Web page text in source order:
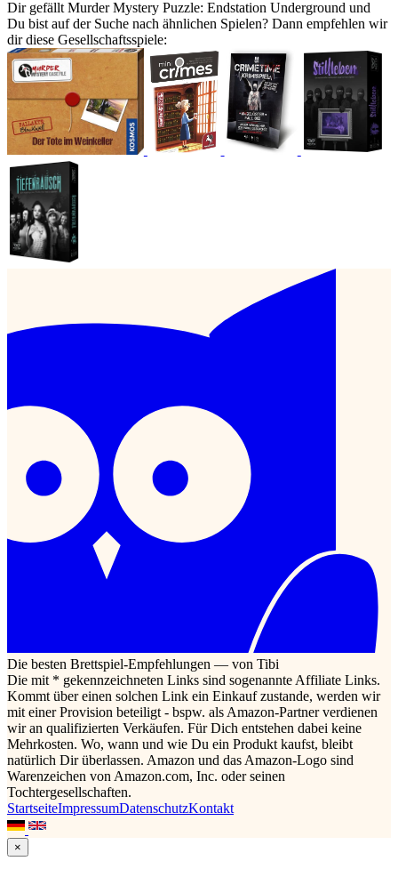
Dir gefällt Murder Mystery Puzzle: Endstation Underground und
Du bist auf der Suche nach ähnlichen Spielen? Dann empfehlen wir
dir diese Gesellschaftsspiele:
Die besten Brettspiel-Empfehlungen — von Tibi
Die mit * gekennzeichneten Links sind sogenannte Affiliate Links.
Kommt über einen solchen Link ein Einkauf zustande, werden wir
mit einer Provision beteiligt - bspw. als Amazon-Partner verdienen
wir an qualifizierten Verkäufen. Für Dich entstehen dabei keine
Mehrkosten. Wo, wann und wie Du ein Produkt kaufst, bleibt
natürlich Dir überlassen. Amazon und das Amazon-Logo sind
Warenzeichen von Amazon.com, Inc. oder seinen
Tochtergesellschaften.
StartseiteImpressumDatenschutzKontakt
×